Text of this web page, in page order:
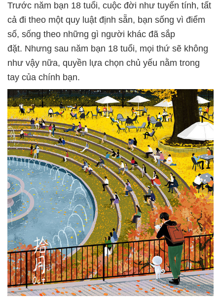
Trước năm bạn 18 tuổi, cuộc đời như tuyến tính, tất
cả đi theo một quy luật định sẵn, bạn sống vì điểm
số, sống theo những gì người khác đã sắp
đặt. Nhưng sau năm bạn 18 tuổi, mọi thứ sẽ không
như vậy nữa, quyền lựa chọn chủ yếu nằm trong
tay của chính bạn.